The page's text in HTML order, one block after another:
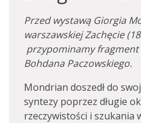
Przed wystawą Giorgia
warszawskiej Zachęcie
przypominamy fragment
Bohdana Paczowskiego.
Mondrian doszedł do
syntezy poprzez długie
rzeczywistości i szukania